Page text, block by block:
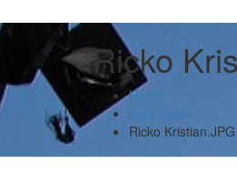
Ricko
Home
Foto Siswa
Ricko Kristian.JPG